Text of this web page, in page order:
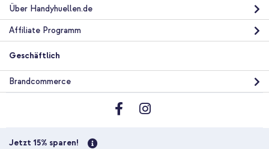
Über Handyhuellen.de
Affiliate Programm
Geschäftlich
Brandcommerce
Jetzt 15% sparen!